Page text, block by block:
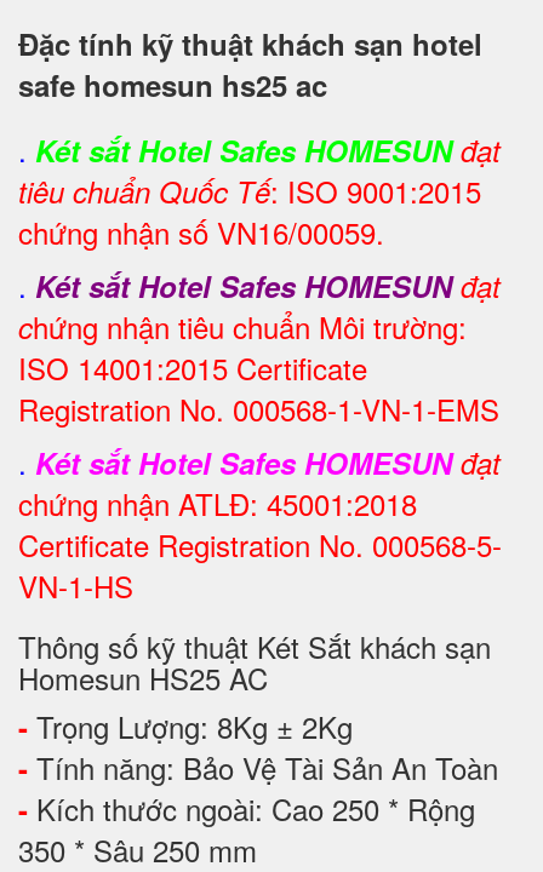
Đặc tính kỹ thuật khách sạn hotel
safe homesun hs25 ac
. Két sắt Hotel Safes HOMESUNđạt
tiêu chuẩn Quốc Tế: ISO 9001:2015
chứng nhận số VN16/00059.
. Két sắt Hotel Safes HOMESUNđạt
chứng nhận tiêu chuẩn Môi trường:
ISO 14001:2015 Certificate
Registration No. 000568-1-VN-1-EMS
. Két sắt Hotel Safes HOMESUNđạt
chứng nhận ATLĐ: 45001:2018
Certificate Registration No. 000568-5-
VN-1-HS
Thông số kỹ thuật Két Sắt khách sạn
Homesun HS25 AC
- Trọng Lượng: 8Kg ± 2Kg
- Tính năng: Bảo Vệ Tài Sản An Toàn
- Kích thước ngoài: Cao 250 * Rộng
350 * Sâu 250 mm